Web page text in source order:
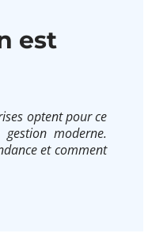
est
optent pour ce
moderne.
et comment